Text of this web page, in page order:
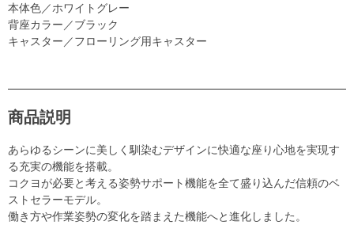
本体色／ホワイトグレー
背座カラー／ブラック
キャスター／フローリング用キャスター
商品説明
あらゆるシーンに美しく馴染むデザインに快適な座り心地を実現す
る充実の機能を搭載。
コクヨが必要と考える姿勢サポート機能を全て盛り込んだ信頼のベ
ストセラーモデル。
働き方や作業姿勢の変化を踏まえた機能へと進化しました。